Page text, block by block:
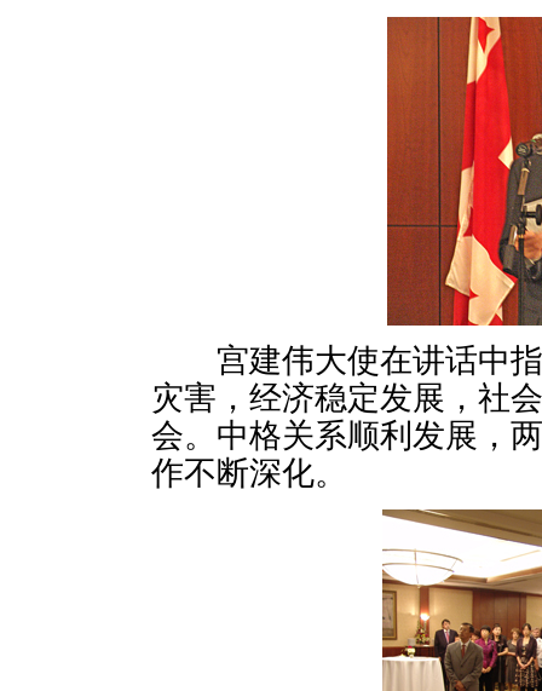
宫建伟大使在讲话中指
灾害，经济稳定发展，社
会。中格关系顺利发展，
作不断深化。